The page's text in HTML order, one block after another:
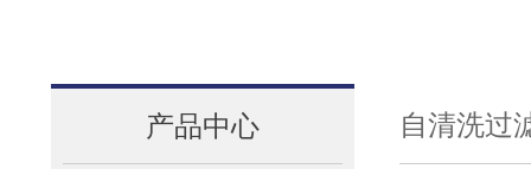
产品中心 自清洗过